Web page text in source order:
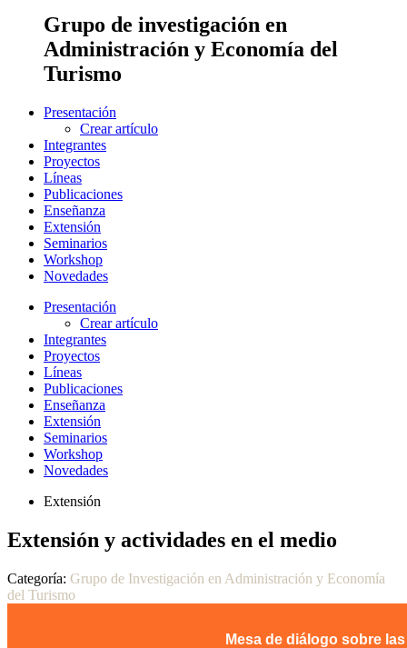
Grupo de investigación en
Administración y Economía del
Turismo
Presentación
Crear artículo
Integrantes
Proyectos
Líneas
Publicaciones
Enseñanza
Extensión
Seminarios
Workshop
Novedades
Presentación
Crear artículo
Integrantes
Proyectos
Líneas
Publicaciones
Enseñanza
Extensión
Seminarios
Workshop
Novedades
Extensión
Extensión y actividades en el medio
Categoría: Grupo de Investigación en Administración y Economía
del Turismo
Mesa de diálogo sobre